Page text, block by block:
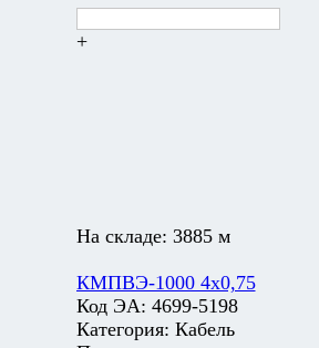
+
На складе: 3885 м
КМПВЭ-1000 4х0,75
Код ЭА: 4699-5198
Категория: Кабель